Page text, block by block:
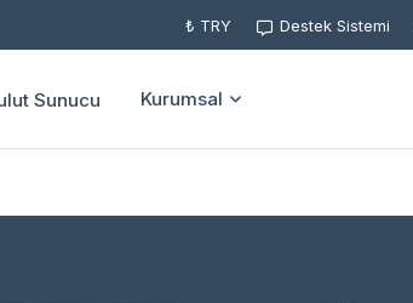
₺ TRY Destek Sistemi
Sunucu Kurumsal